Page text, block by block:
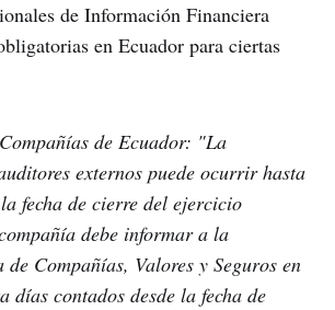
de Información Financiera
en Ecuador para ciertas
de Ecuador: "La
externos puede ocurrir hasta
fecha de cierre del ejercicio
debe informar a la
de Compañías, Valores y Seguros en
días contados desde la fecha de